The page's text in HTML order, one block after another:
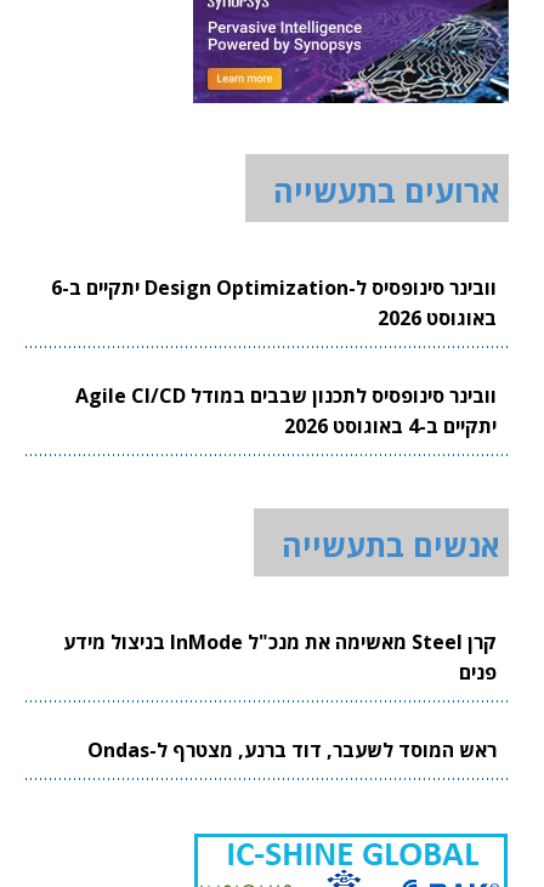
ארועים בתעשייה
וובינר סינופסיס ל-Design Optimization יתקיים ב-6
באוגוסט 2026
וובינר סינופסיס לתכנון שבבים במודל Agile CI/CD
יתקיים ב-4 באוגוסט 2026
אנשים בתעשייה
קרן Steel מאשימה את מנכ"ל InMode בניצול מידע
פנים
ראש המוסד לשעבר, דוד ברנע, מצטרף ל-Ondas